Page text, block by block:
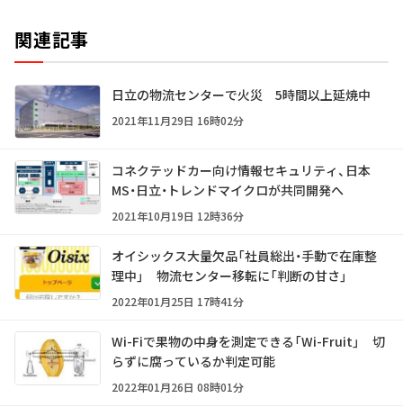
関連記事
日立の物流センターで火災 5時間以上延焼中
2021年11月29日 16時02分
コネクテッドカー向け情報セキュリティ、日本
MS・日立・トレンドマイクロが共同開発へ
2021年10月19日 12時36分
オイシックス大量欠品「社員総出・手動で在庫整
理中」 物流センター移転に「判断の甘さ」
2022年01月25日 17時41分
Wi-Fiで果物の中身を測定できる「Wi-Fruit」 切
らずに腐っているか判定可能
2022年01月26日 08時01分